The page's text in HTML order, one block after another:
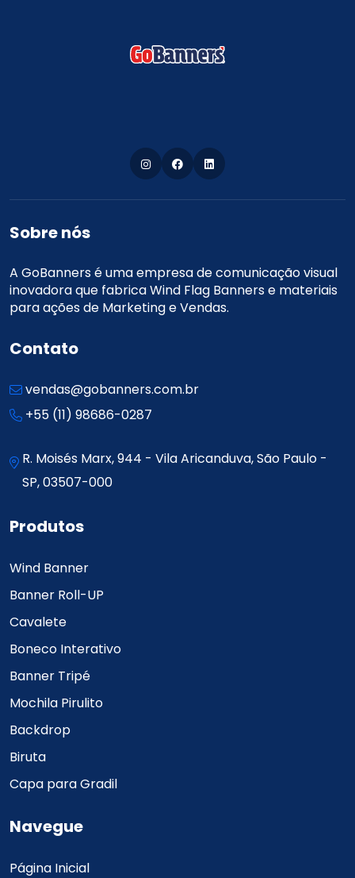
Sobre nós
A GoBanners é uma empresa de comunicação visual
inovadora que fabrica Wind Flag Banners e materiais
para ações de Marketing e Vendas.
Contato
vendas@gobanners.com.br
+55 (11) 98686-0287
R. Moisés Marx, 944 - Vila Aricanduva, São Paulo -
SP, 03507-000
Produtos
Wind Banner
Banner Roll-UP
Cavalete
Boneco Interativo
Banner Tripé
Mochila Pirulito
Backdrop
Biruta
Capa para Gradil
Navegue
Página Inicial